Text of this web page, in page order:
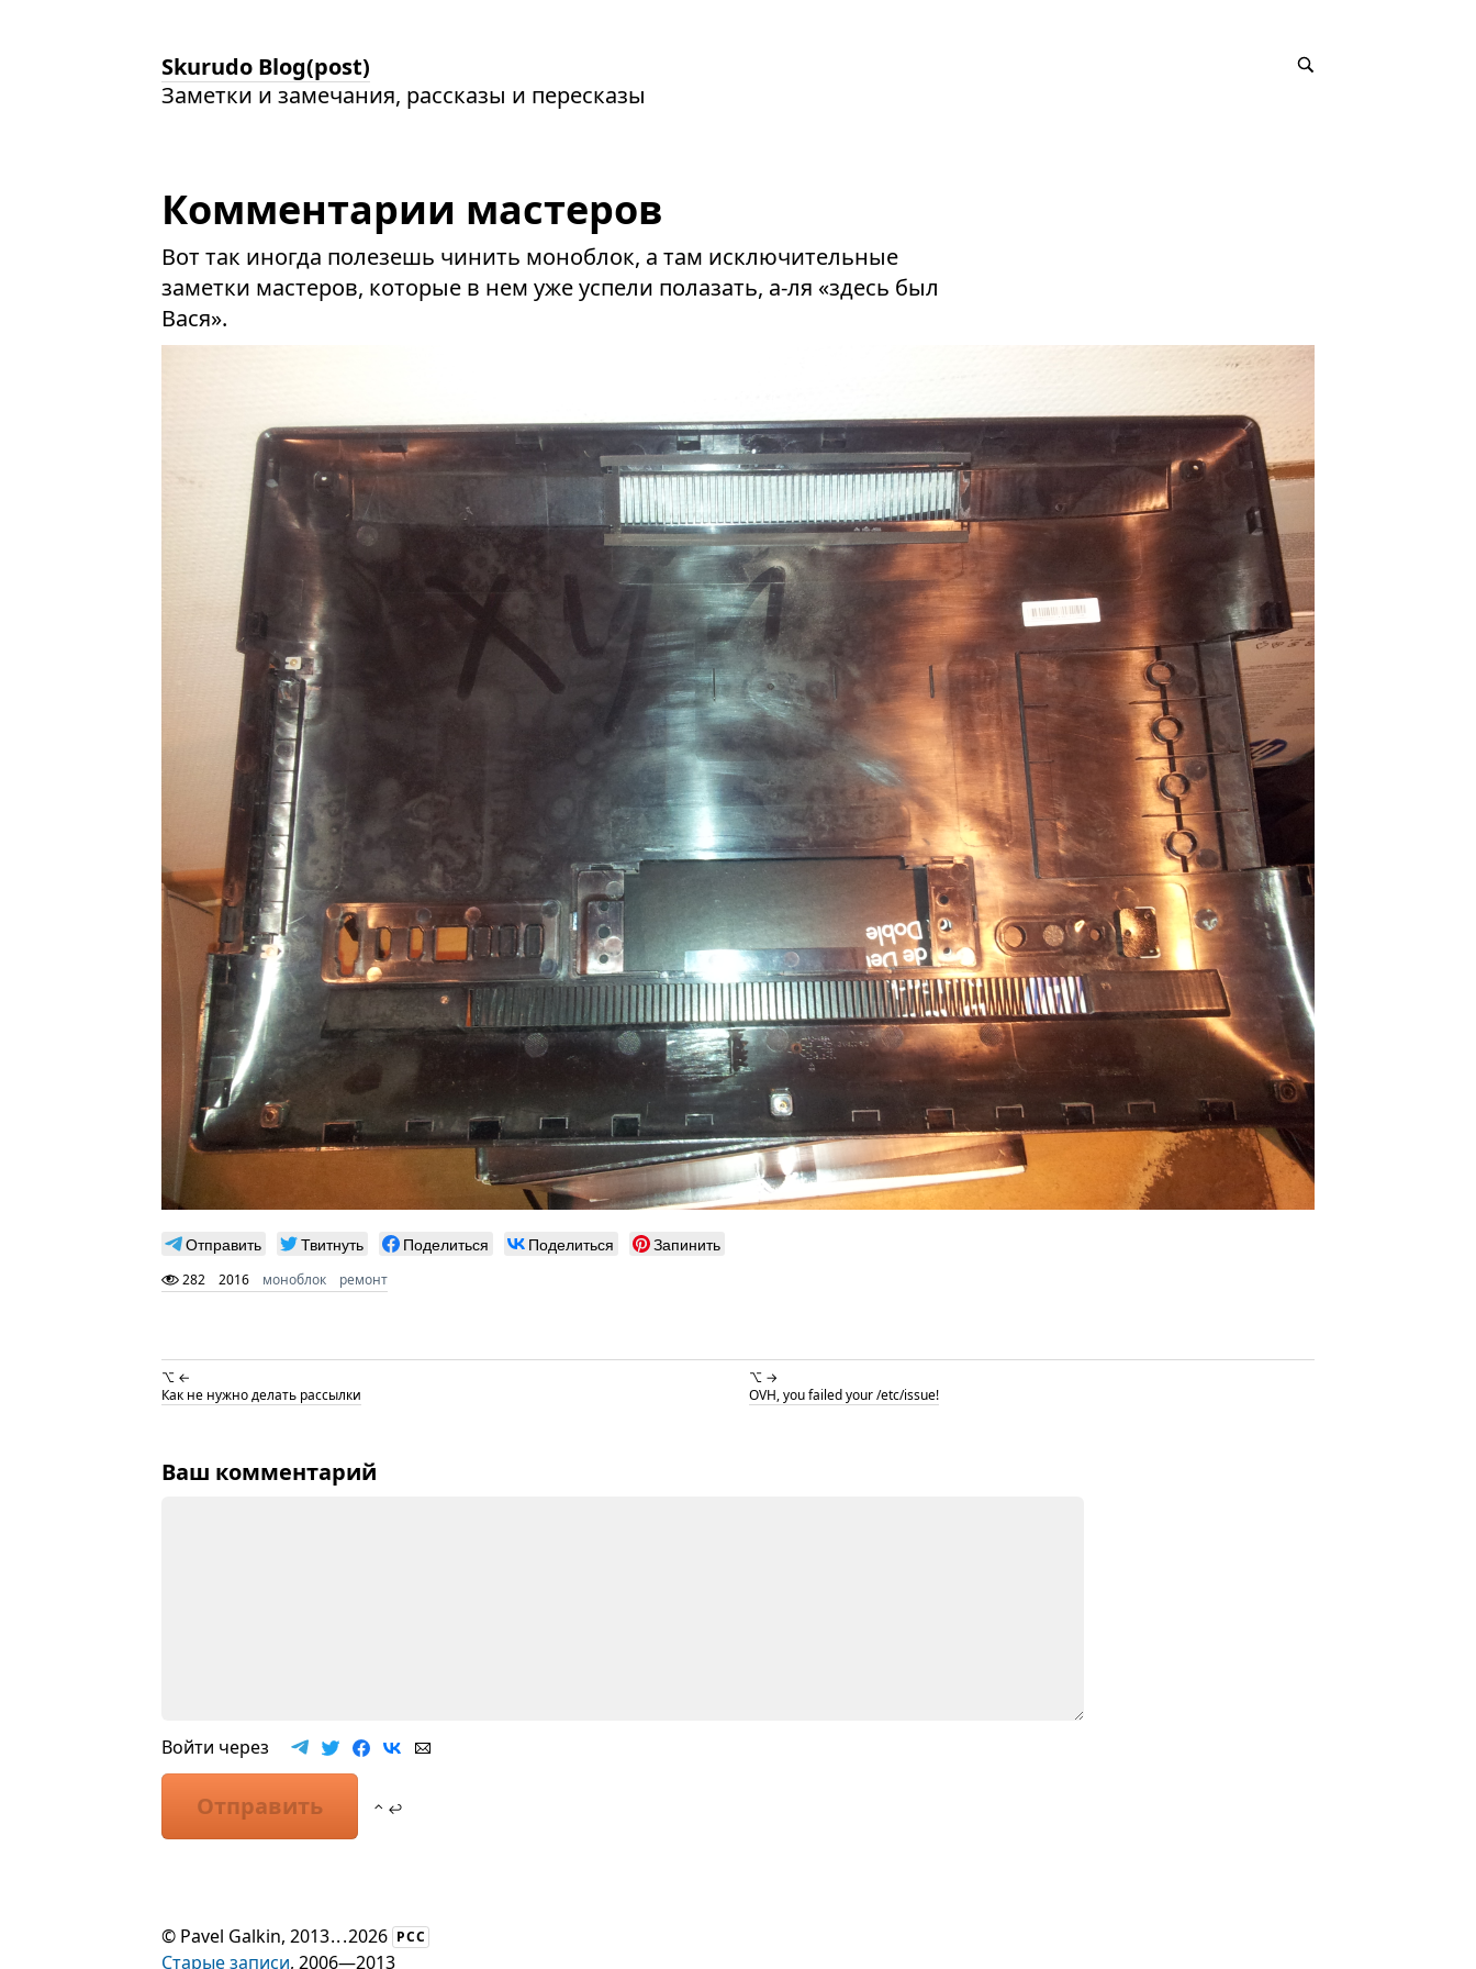
Skurudo Blog(post)
Заметки и замечания, рассказы и пересказы
Комментарии мастеров
Вот так иногда полезешь чинить моноблок, а там исключительные
заметки мастеров, которые в нем уже успели полазать, а-ля «здесь был
Вася».
Отправить Твитнуть Поделиться Поделиться Запинить
282 2016 моноблок ремонт
⌥ ←
Как не нужно делать рассылки
⌥ →
OVH, you failed your /etc/issue!
Ваш комментарий
Войти через
Отправить ⌃ ↩
© Pavel Galkin, 2013...2026 РСС
Старые записи, 2006—2013